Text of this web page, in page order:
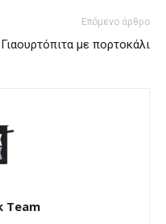
Επόμενο άρθρο
Γιαουρτόπιτα με πορτοκάλι
Team